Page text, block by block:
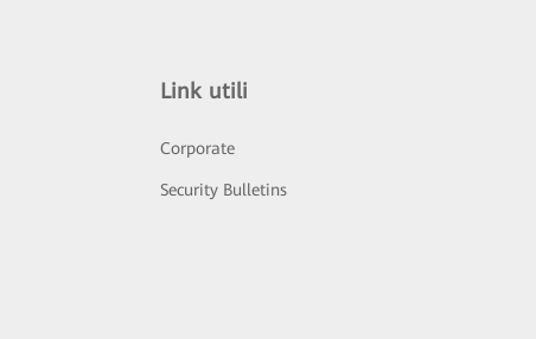
Link utili
Corporate
Security Bulletins